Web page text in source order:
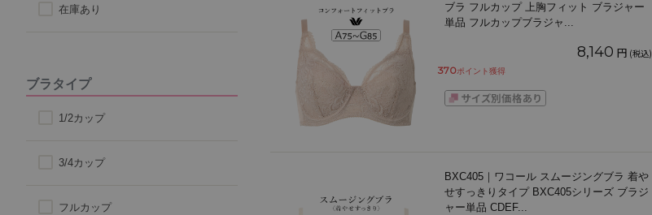
在庫あり
ブラタイプ
1/2カップ
3/4カップ
フルカップ
ブラ フルカップ 上胸フィット ブラジャー
単品 フルカップブラジャ ...
8,140 円 (税込)
370ポイント獲得
BXC405｜ワコール スムージングブラ 着や
せすっきりタイプ BXC405シリーズ ブラジ
ャー単品 CDEF...